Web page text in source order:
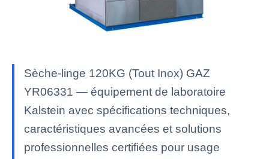
Sèche-linge 120KG (Tout Inox) GAZ
YR06331 — équipement de laboratoire
Kalstein avec spécifications techniques,
caractéristiques avancées et solutions
professionnelles certifiées pour usage